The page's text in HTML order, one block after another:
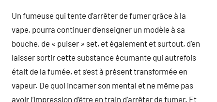
Un fumeuse qui tente d’arrêter de fumer grâce à la
vape, pourra continuer d’enseigner un modèle à sa
bouche, de « puiser » set, et également et surtout, d’en
laisser sortir cette substance écumante qui autrefois
était de la fumée, et s’est à présent transformée en
vapeur. De quoi incarner son mental et ne même pas
avoir l’impression d’être en train d’arrêter de fumer. Et